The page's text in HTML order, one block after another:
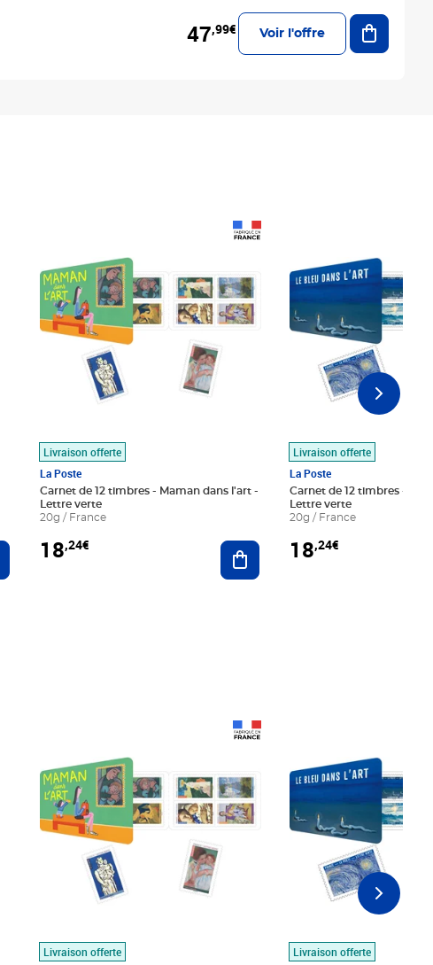
47,99€ Voir l'offre
Ajouter
au panier
Livraison offerte
La Poste
Carnet de 12 timbres - Maman dans l'art -
Lettre verte
20g / France
18,24€ Ajouter au panier
Livraison offerte
La Poste
Carnet de 12 timbres - Le
Lettre verte
20g / France
18,24€
Livraison offerte
Livraison offerte